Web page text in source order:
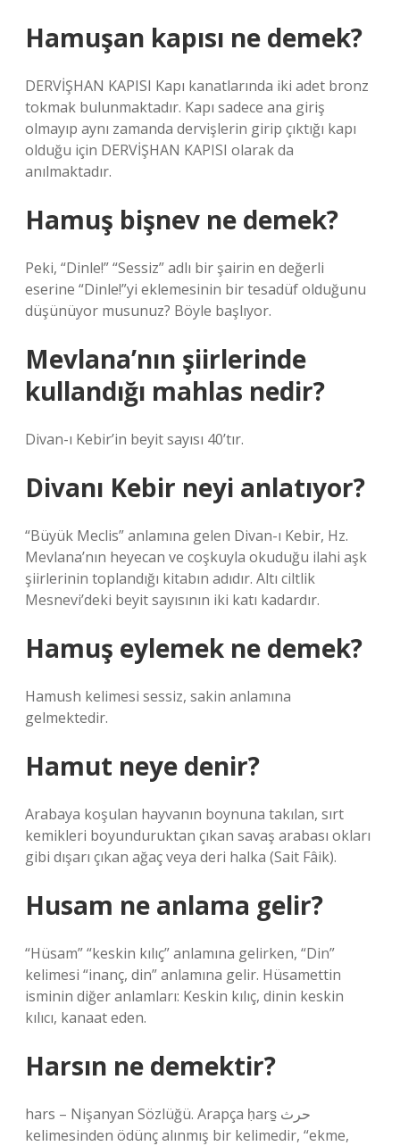
Hamuşan kapısı ne demek?
DERVİŞHAN KAPISI Kapı kanatlarında iki adet bronz
tokmak bulunmaktadır. Kapı sadece ana giriş
olmayıp aynı zamanda dervişlerin girip çıktığı kapı
olduğu için DERVİŞHAN KAPISI olarak da
anılmaktadır.
Hamuş bişnev ne demek?
Peki, “Dinle!” “Sessiz” adlı bir şairin en değerli
eserine “Dinle!”yi eklemesinin bir tesadüf olduğunu
düşünüyor musunuz? Böyle başlıyor.
Mevlana’nın şiirlerinde
kullandığı mahlas nedir?
Divan-ı Kebir’in beyit sayısı 40’tır.
Divanı Kebir neyi anlatıyor?
“Büyük Meclis” anlamına gelen Divan-ı Kebir, Hz.
Mevlana’nın heyecan ve coşkuyla okuduğu ilahi aşk
şiirlerinin toplandığı kitabın adıdır. Altı ciltlik
Mesnevi’deki beyit sayısının iki katı kadardır.
Hamuş eylemek ne demek?
Hamush kelimesi sessiz, sakin anlamına
gelmektedir.
Hamut neye denir?
Arabaya koşulan hayvanın boynuna takılan, sırt
kemikleri boyunduruktan çıkan savaş arabası okları
gibi dışarı çıkan ağaç veya deri halka (Sait Fâik).
Husam ne anlama gelir?
“Hüsam” “keskin kılıç” anlamına gelirken, “Din”
kelimesi “inanç, din” anlamına gelir. Hüsamettin
isminin diğer anlamları: Keskin kılıç, dinin keskin
kılıcı, kanaat eden.
Harsın ne demektir?
hars – Nişanyan Sözlüğü. Arapça ḥars̠ حرث
kelimesinden ödünç alınmış bir kelimedir, “ekme,